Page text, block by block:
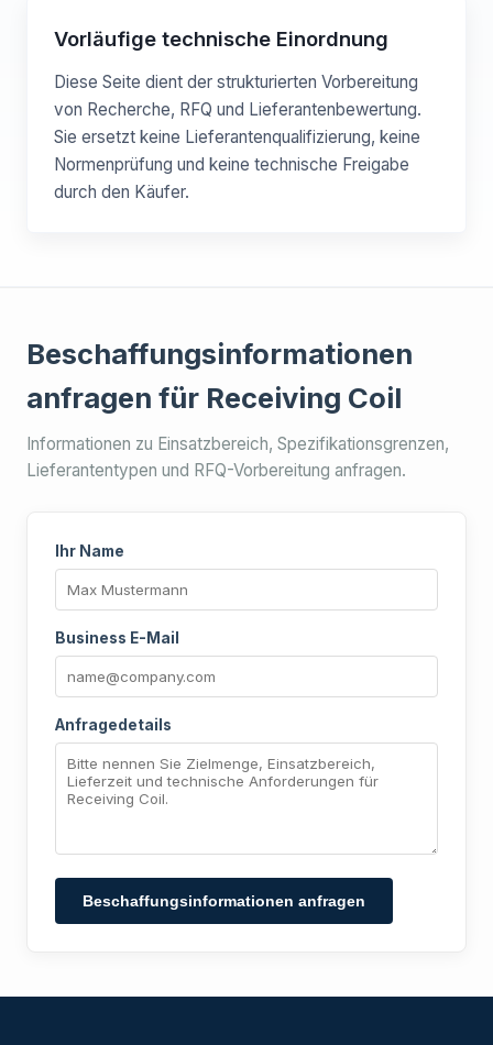
Vorläufige technische Einordnung
Diese Seite dient der strukturierten Vorbereitung
von Recherche, RFQ und Lieferantenbewertung.
Sie ersetzt keine Lieferantenqualifizierung, keine
Normenprüfung und keine technische Freigabe
durch den Käufer.
Beschaffungsinformationen
anfragen für Receiving Coil
Informationen zu Einsatzbereich, Spezifikationsgrenzen,
Lieferantentypen und RFQ-Vorbereitung anfragen.
Ihr Name
Business E-Mail
Anfragedetails
Beschaffungsinformationen anfragen